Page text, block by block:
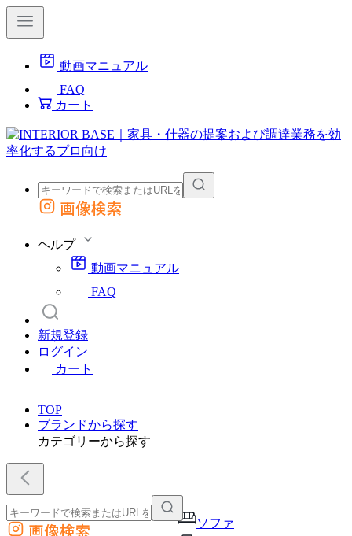
動画マニュアル
FAQ
カート
外部サイトの商品をカートに追加
画像検索
ヘルプ
動画マニュアル
FAQ
新規登録
ログイン
カート
TOP
ブランドから探す
カテゴリーから探す
ソファ
画像検索